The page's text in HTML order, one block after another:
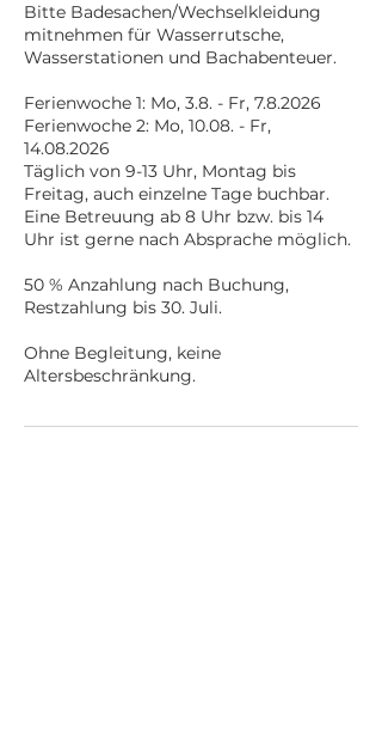
Bitte Badesachen/Wechselkleidung
mitnehmen für Wasserrutsche,
Wasserstationen und Bachabenteuer.
Ferienwoche 1: Mo, 3.8. - Fr, 7.8.2026
Ferienwoche 2: Mo, 10.08. - Fr,
14.08.2026
Täglich von 9-13 Uhr, Montag bis
Freitag, auch einzelne Tage buchbar.
Eine Betreuung ab 8 Uhr bzw. bis 14
Uhr ist gerne nach Absprache möglich.
50 % Anzahlung nach Buchung,
Restzahlung bis 30. Juli.
Ohne Begleitung, keine
Altersbeschränkung.